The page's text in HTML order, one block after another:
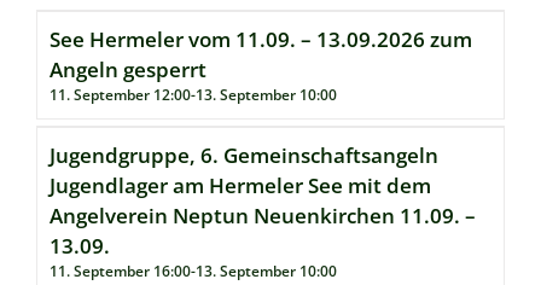
See Hermeler vom 11.09. – 13.09.2026 zum
Angeln gesperrt
11. September 12:00-13. September 10:00
Jugendgruppe, 6. Gemeinschaftsangeln
Jugendlager am Hermeler See mit dem
Angelverein Neptun Neuenkirchen 11.09. –
13.09.
11. September 16:00-13. September 10:00